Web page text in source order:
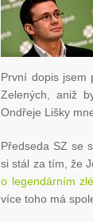
První dopis jsem
Zelených, aniž
Ondřeje Lišky
Předseda SZ se
si stál za tím, že
o legendárním
více toho má